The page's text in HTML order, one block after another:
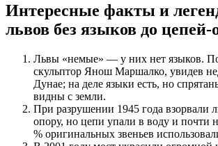
Интересные факты и
львов без языков до цепей-
Львы «немые» — у них нет языков.
скульптор Янош Маршалко, увидев
Дунае; на деле языки есть, но
видны с земли.
При разрушении 1945 года
опору, но цепи упали в воду и почти
% оригинальных звеньев